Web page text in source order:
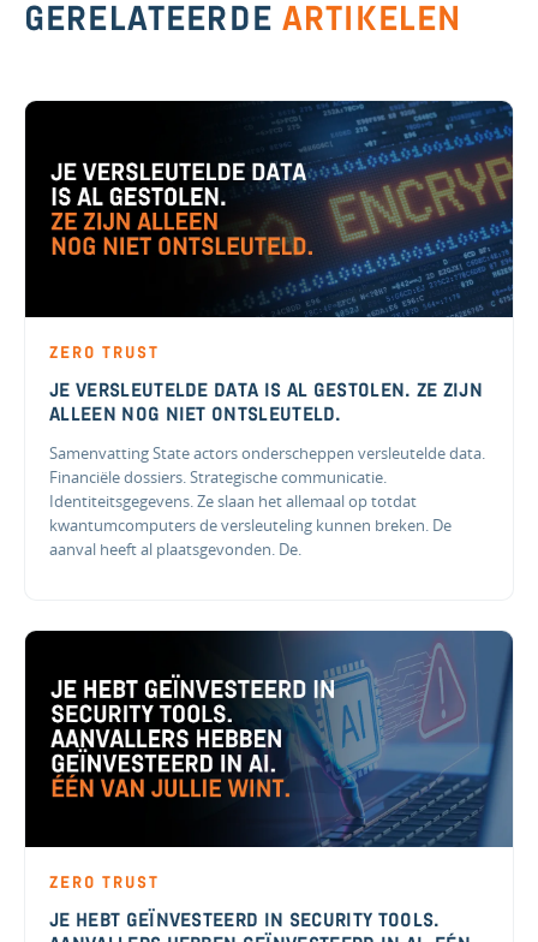
GERELATEERDE ARTIKELEN
ZERO TRUST
JE VERSLEUTELDE DATA IS AL GESTOLEN. ZE ZIJN
ALLEEN NOG NIET ONTSLEUTELD.
Samenvatting State actors onderscheppen versleutelde data.
Financiële dossiers. Strategische communicatie.
Identiteitsgegevens. Ze slaan het allemaal op totdat
kwantumcomputers de versleuteling kunnen breken. De
aanval heeft al plaatsgevonden. De.
ZERO TRUST
JE HEBT GEÏNVESTEERD IN SECURITY TOOLS.